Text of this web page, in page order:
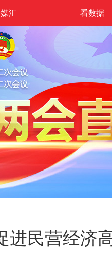
汇 看数据
进民营经济